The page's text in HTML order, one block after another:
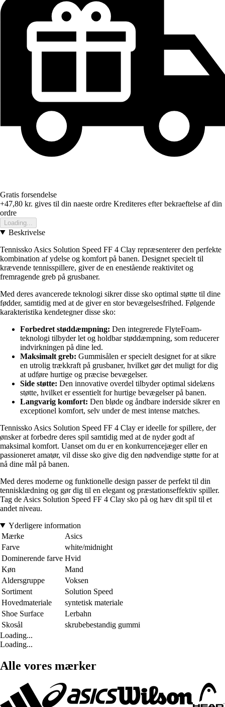
Gratis forsendelse
+47,80 kr. gives til din naeste ordre Krediteres efter bekraeftelse af din
ordre
Loading...
Beskrivelse
Tennissko Asics Solution Speed FF 4 Clay repræsenterer den perfekte
kombination af ydelse og komfort på banen. Designet specielt til
krævende tennisspillere, giver de en enestående reaktivitet og
fremragende greb på grusbaner.
Med deres avancerede teknologi sikrer disse sko optimal støtte til dine
fødder, samtidig med at de giver en stor bevægelsesfrihed. Følgende
karakteristika kendetegner disse sko:
Forbedret støddæmpning: Den integrerede FlyteFoam-
teknologi tilbyder let og holdbar støddæmpning, som reducerer
indvirkningen på dine led.
Maksimalt greb: Gummisålen er specielt designet for at sikre
en utrolig trækkraft på grusbaner, hvilket gør det muligt for dig
at udføre hurtige og præcise bevægelser.
Side støtte: Den innovative overdel tilbyder optimal sidelæns
støtte, hvilket er essentielt for hurtige bevægelser på banen.
Langvarig komfort: Den bløde og åndbare inderside sikrer en
exceptionel komfort, selv under de mest intense matches.
Tennissko Asics Solution Speed FF 4 Clay er ideelle for spillere, der
ønsker at forbedre deres spil samtidig med at de nyder godt af
maksimal komfort. Uanset om du er en konkurrencejæger eller en
passioneret amatør, vil disse sko give dig den nødvendige støtte for at
nå dine mål på banen.
Med deres moderne og funktionelle design passer de perfekt til din
tennisklædning og gør dig til en elegant og præstationseffektiv spiller.
Tag de Asics Solution Speed FF 4 Clay sko på og hæv dit spil til et
andet niveau.
Yderligere information
Mærke
Asics
Farve
white/midnight
Dominerende farve Hvid
Køn
Mand
Aldersgruppe
Voksen
Sortiment
Solution Speed
Hovedmateriale
syntetisk materiale
Shoe Surface
Lerbahn
Skosål
skrubebestandig gummi
Loading...
Loading...
Alle vores mærker